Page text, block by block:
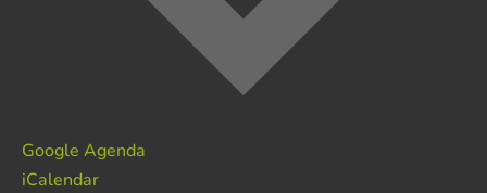
Google Agenda
iCalendar